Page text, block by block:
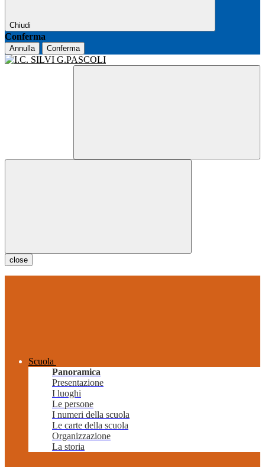
Chiudi
Conferma
Annulla Conferma
close
Scuola
Panoramica
Presentazione
I luoghi
Le persone
I numeri della scuola
Le carte della scuola
Organizzazione
La storia